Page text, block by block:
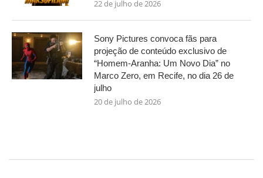
22 de julho de 2026
Sony Pictures convoca fãs para
projeção de conteúdo exclusivo de
“Homem-Aranha: Um Novo Dia” no
Marco Zero, em Recife, no dia 26 de
julho
20 de julho de 2026